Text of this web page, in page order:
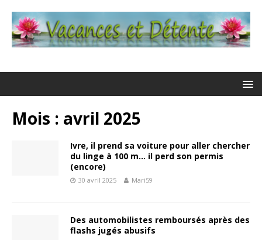
Mois : avril 2025
Ivre, il prend sa voiture pour aller chercher
du linge à 100 m… il perd son permis
(encore)
30 avril 2025 Mari59
Des automobilistes remboursés après des
flashs jugés abusifs